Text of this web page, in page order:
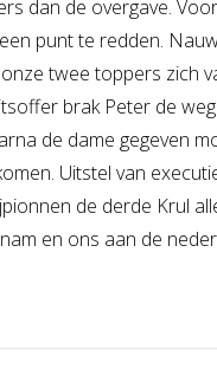
dan de overgave.
punt te redden.
twee toppers zich
brak Peter de
de dame gegeven
Uitstel van
de derde Krul
en ons aan de